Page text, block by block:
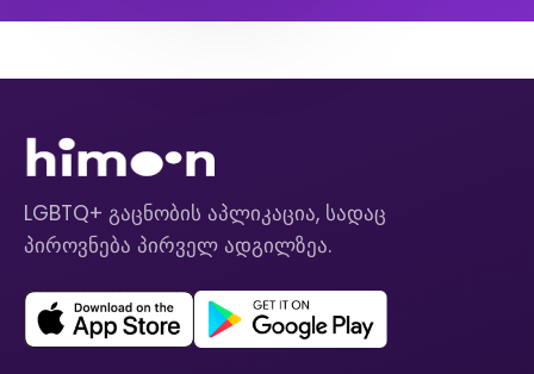
LGBTQ+ გაცნობის აპლიკაცია, სადაც
პიროვნება პირველ ადგილზეა.